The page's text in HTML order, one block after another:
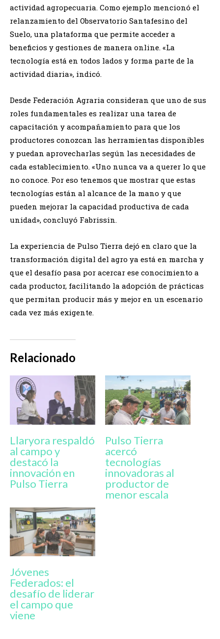
actividad agropecuaria. Como ejemplo mencionó el
relanzamiento del Observatorio Santafesino del
Suelo, una plataforma que permite acceder a
beneficios y gestiones de manera online. «La
tecnología está en todos lados y forma parte de la
actividad diaria», indicó.
Desde Federación Agraria consideran que uno de sus
roles fundamentales es realizar una tarea de
capacitación y acompañamiento para que los
productores conozcan las herramientas disponibles
y puedan aprovecharlas según las necesidades de
cada establecimiento. «Uno nunca va a querer lo que
no conoce. Por eso tenemos que mostrar que estas
tecnologías están al alcance de la mano y que
pueden mejorar la capacidad productiva de cada
unidad», concluyó Fabrissin.
La experiencia de Pulso Tierra dejó en claro que la
transformación digital del agro ya está en marcha y
que el desafío pasa por acercar ese conocimiento a
cada productor, facilitando la adopción de prácticas
que permitan producir más y mejor en un escenario
cada vez más exigente.
Relacionado
Llaryora respaldó
al campo y
destacó la
innovación en
Pulso Tierra
Pulso Tierra
acercó
tecnologías
innovadoras al
productor de
menor escala
Jóvenes
Federados: el
desafío de liderar
el campo que
viene